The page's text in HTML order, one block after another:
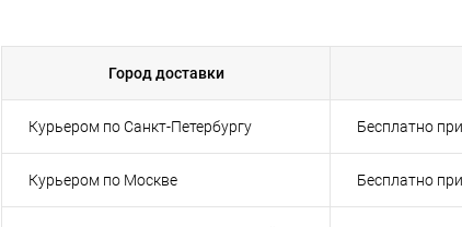
Город доставки
Курьером по Санкт-Петербургу Бесплатно
Курьером по Москве Бесплатно